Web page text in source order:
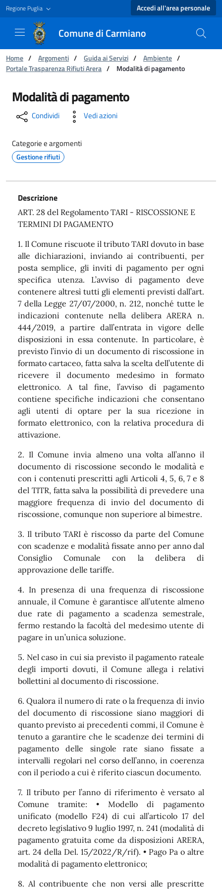
Regione Puglia Accedi all'area personale
Comune di Carmiano
Ti trovi in:
Home / Argomenti / Guida ai Servizi / Ambiente /
Portale Trasparenza Rifiuti Arera / Modalità di pagamento
Modalità di pagamento - Comune di Carmiano
Modalità di pagamento
Condividi Vedi azioni
Categorie e argomenti
Gestione rifiuti
Descrizione
ART. 28 del Regolamento TARI - RISCOSSIONE E
TERMINI DI PAGAMENTO
1. Il Comune riscuote il tributo TARI dovuto in base
alle dichiarazioni, inviando ai contribuenti, per
posta semplice, gli inviti di pagamento per ogni
specifica utenza. L’avviso di pagamento deve
contenere altresì tutti gli elementi previsti dall’art.
7 della Legge 27/07/2000, n. 212, nonché tutte le
indicazioni contenute nella delibera ARERA n.
444/2019, a partire dall’entrata in vigore delle
disposizioni in essa contenute. In particolare, è
previsto l’invio di un documento di riscossione in
formato cartaceo, fatta salva la scelta dell’utente di
ricevere il documento medesimo in formato
elettronico. A tal fine, l’avviso di pagamento
contiene specifiche indicazioni che consentano
agli utenti di optare per la sua ricezione in
formato elettronico, con la relativa procedura di
attivazione.
2. Il Comune invia almeno una volta all’anno il
documento di riscossione secondo le modalità e
con i contenuti prescritti agli Articoli 4, 5, 6, 7 e 8
del TITR, fatta salva la possibilità di prevedere una
maggiore frequenza di invio del documento di
riscossione, comunque non superiore al bimestre.
3. Il tributo TARI è riscosso da parte del Comune
con scadenze e modalità fissate anno per anno dal
Consiglio Comunale con la delibera di
approvazione delle tariffe.
4. In presenza di una frequenza di riscossione
annuale, il Comune è garantisce all’utente almeno
due rate di pagamento a scadenza semestrale,
fermo restando la facoltà del medesimo utente di
pagare in un’unica soluzione.
5. Nel caso in cui sia previsto il pagamento rateale
degli importi dovuti, il Comune allega i relativi
bollettini al documento di riscossione.
6. Qualora il numero di rate o la frequenza di invio
del documento di riscossione siano maggiori di
quanto previsto ai precedenti commi, il Comune è
tenuto a garantire che le scadenze dei termini di
pagamento delle singole rate siano fissate a
intervalli regolari nel corso dell’anno, in coerenza
con il periodo a cui è riferito ciascun documento.
7. Il tributo per l’anno di riferimento è versato al
Comune tramite: • Modello di pagamento
unificato (modello F24) di cui all’articolo 17 del
decreto legislativo 9 luglio 1997, n. 241 (modalità di
pagamento gratuita come da disposizioni ARERA,
art. 24 della Del. 15/2022/R/rif). • Pago Pa o altre
modalità di pagamento elettronico;
8. Al contribuente che non versi alle prescritte